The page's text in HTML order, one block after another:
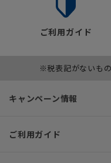
ご利用ガイド
※税表記がないも
キャンペーン情報
ご利用ガイド